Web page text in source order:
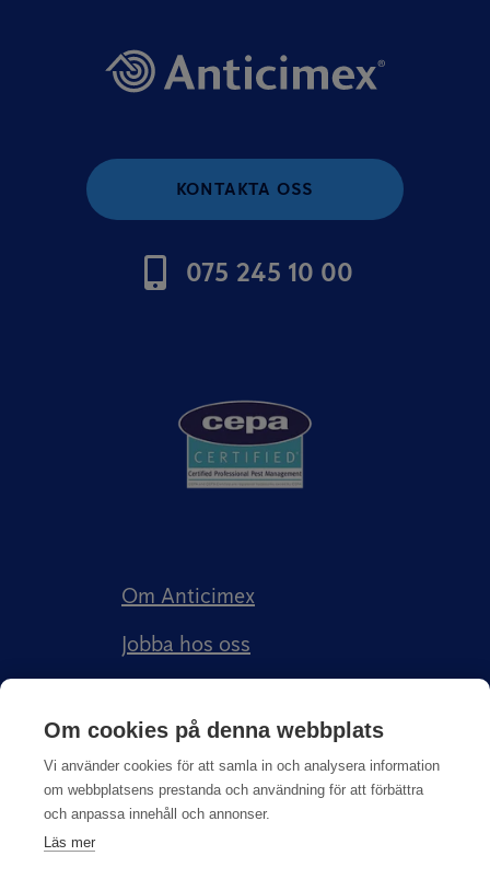
KONTAKTA OSS
075 245 10 00
Om Anticimex
Jobba hos oss
Anticimex Försäkringar AB
Om cookies på denna webbplats
Vi använder cookies för att samla in och analysera information
om webbplatsens prestanda och användning för att förbättra
och anpassa innehåll och annonser.
Läs mer